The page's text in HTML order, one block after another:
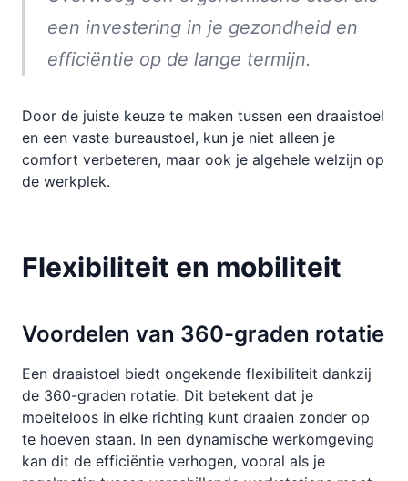
een investering in je gezondheid en
efficiëntie op de lange termijn.
Door de juiste keuze te maken tussen een draaistoel
en een vaste bureaustoel, kun je niet alleen je
comfort verbeteren, maar ook je algehele welzijn op
de werkplek.
Flexibiliteit en mobiliteit
Voordelen van 360-graden rotatie
Een draaistoel biedt ongekende flexibiliteit dankzij
de 360-graden rotatie. Dit betekent dat je
moeiteloos in elke richting kunt draaien zonder op
te hoeven staan. In een dynamische werkomgeving
kan dit de efficiëntie verhogen, vooral als je